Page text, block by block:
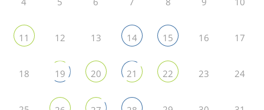
11 12 13 14 15 16 17
18 19 20 21 22 23 24